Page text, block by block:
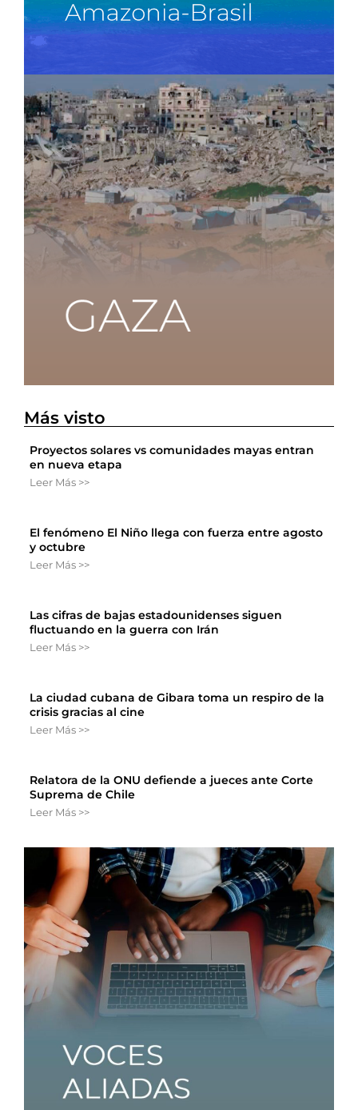
Más visto
Proyectos solares vs comunidades mayas entran
en nueva etapa
Leer Más >>
El fenómeno El Niño llega con fuerza entre agosto
y octubre
Leer Más >>
Las cifras de bajas estadounidenses siguen
fluctuando en la guerra con Irán
Leer Más >>
La ciudad cubana de Gibara toma un respiro de la
crisis gracias al cine
Leer Más >>
Relatora de la ONU defiende a jueces ante Corte
Suprema de Chile
Leer Más >>